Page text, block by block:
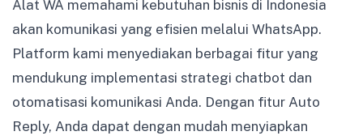
Alat WA memahami kebutuhan bisnis di Indonesia
akan komunikasi yang efisien melalui WhatsApp.
Platform kami menyediakan berbagai fitur yang
mendukung implementasi strategi chatbot dan
otomatisasi komunikasi Anda. Dengan fitur Auto
Reply, Anda dapat dengan mudah menyiapkan